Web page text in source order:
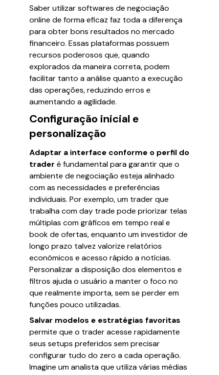
Saber utilizar softwares de negociação
online de forma eficaz faz toda a diferença
para obter bons resultados no mercado
financeiro. Essas plataformas possuem
recursos poderosos que, quando
explorados da maneira correta, podem
facilitar tanto a análise quanto a execução
das operações, reduzindo erros e
aumentando a agilidade.
Configuração inicial e
personalização
Adaptar a interface conforme o perfil do
trader é fundamental para garantir que o
ambiente de negociação esteja alinhado
com as necessidades e preferências
individuais. Por exemplo, um trader que
trabalha com day trade pode priorizar telas
múltiplas com gráficos em tempo real e
book de ofertas, enquanto um investidor de
longo prazo talvez valorize relatórios
econômicos e acesso rápido a notícias.
Personalizar a disposição dos elementos e
filtros ajuda o usuário a manter o foco no
que realmente importa, sem se perder em
funções pouco utilizadas.
Salvar modelos e estratégias favoritas
permite que o trader acesse rapidamente
seus setups preferidos sem precisar
configurar tudo do zero a cada operação.
Imagine um analista que utiliza várias médias